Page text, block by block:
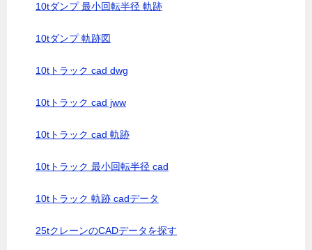
10tダンプ 最小回転半径 軌跡
10tダンプ 軌跡図
10tトラック cad dwg
10tトラック cad jww
10tトラック cad 軌跡
10tトラック 最小回転半径 cad
10tトラック 軌跡 cadデータ
25tクレーンのCADデータを探す